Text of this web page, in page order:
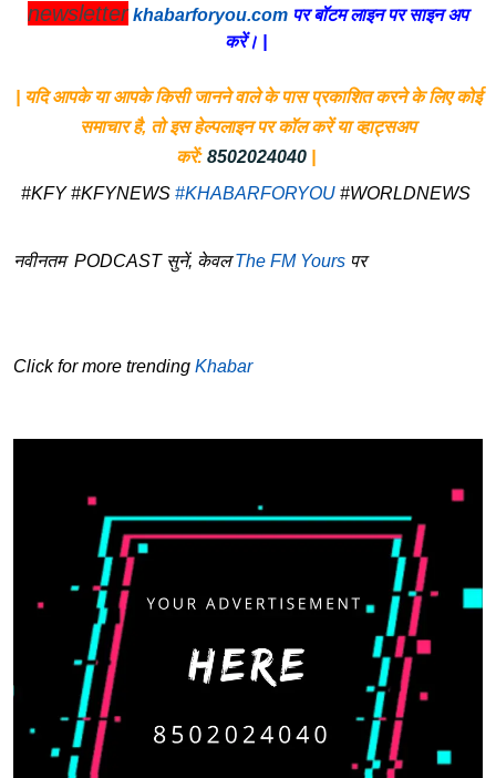
newsletter khabarforyou.com पर बॉटम लाइन पर साइन अप
करें। |
| यदि आपके या आपके किसी जानने वाले के पास प्रकाशित करने के लिए कोई
समाचार है, तो इस हेल्पलाइन पर कॉल करें या व्हाट्सअप
करें: 8502024040
#KFY #KFYNEWS #KHABARFORYOU #WORLDNEWS
नवीनतम PODCAST सुनें, केवलThe FM Yours पर
Click for more trending Khabar